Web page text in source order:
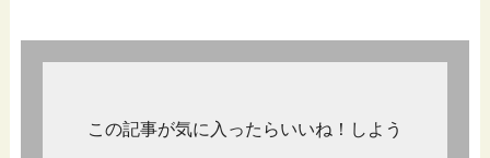
この記事が気に入ったらいいね！しよう